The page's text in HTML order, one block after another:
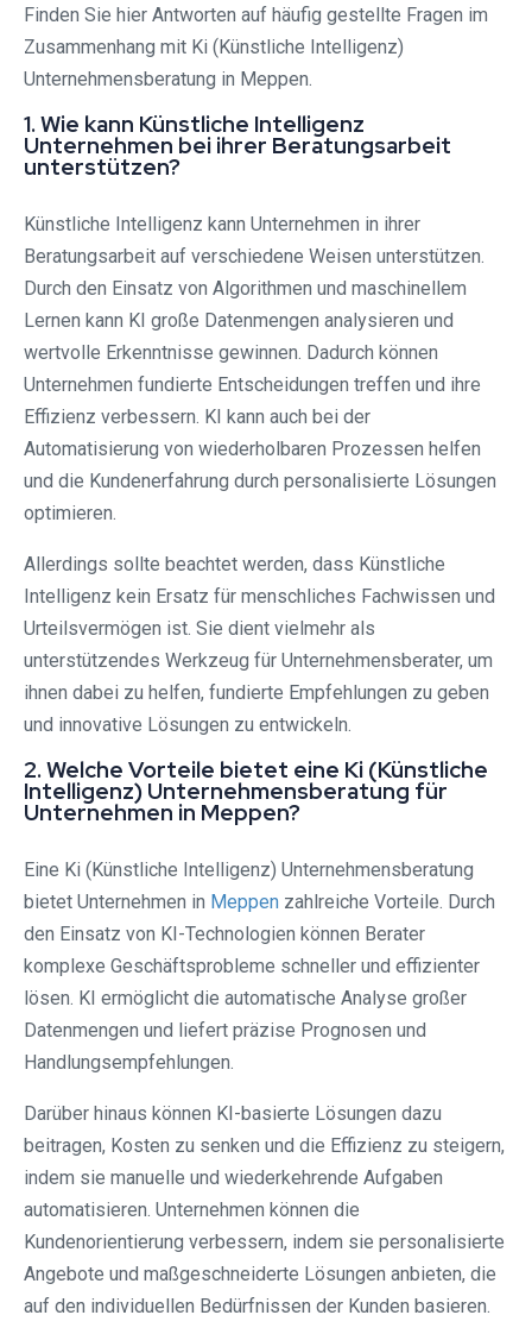
Finden Sie hier Antworten auf häufig gestellte Fragen im
Zusammenhang mit Ki (Künstliche Intelligenz)
Unternehmensberatung in Meppen.
1. Wie kann Künstliche Intelligenz
Unternehmen bei ihrer Beratungsarbeit
unterstützen?
Künstliche Intelligenz kann Unternehmen in ihrer
Beratungsarbeit auf verschiedene Weisen unterstützen.
Durch den Einsatz von Algorithmen und maschinellem
Lernen kann KI große Datenmengen analysieren und
wertvolle Erkenntnisse gewinnen. Dadurch können
Unternehmen fundierte Entscheidungen treffen und ihre
Effizienz verbessern. KI kann auch bei der
Automatisierung von wiederholbaren Prozessen helfen
und die Kundenerfahrung durch personalisierte Lösungen
optimieren.
Allerdings sollte beachtet werden, dass Künstliche
Intelligenz kein Ersatz für menschliches Fachwissen und
Urteilsvermögen ist. Sie dient vielmehr als
unterstützendes Werkzeug für Unternehmensberater, um
ihnen dabei zu helfen, fundierte Empfehlungen zu geben
und innovative Lösungen zu entwickeln.
2. Welche Vorteile bietet eine Ki (Künstliche
Intelligenz) Unternehmensberatung für
Unternehmen in Meppen?
Eine Ki (Künstliche Intelligenz) Unternehmensberatung
bietet Unternehmen in Meppen zahlreiche Vorteile. Durch
den Einsatz von KI-Technologien können Berater
komplexe Geschäftsprobleme schneller und effizienter
lösen. KI ermöglicht die automatische Analyse großer
Datenmengen und liefert präzise Prognosen und
Handlungsempfehlungen.
Darüber hinaus können KI-basierte Lösungen dazu
beitragen, Kosten zu senken und die Effizienz zu steigern,
indem sie manuelle und wiederkehrende Aufgaben
automatisieren. Unternehmen können die
Kundenorientierung verbessern, indem sie personalisierte
Angebote und maßgeschneiderte Lösungen anbieten, die
auf den individuellen Bedürfnissen der Kunden basieren.